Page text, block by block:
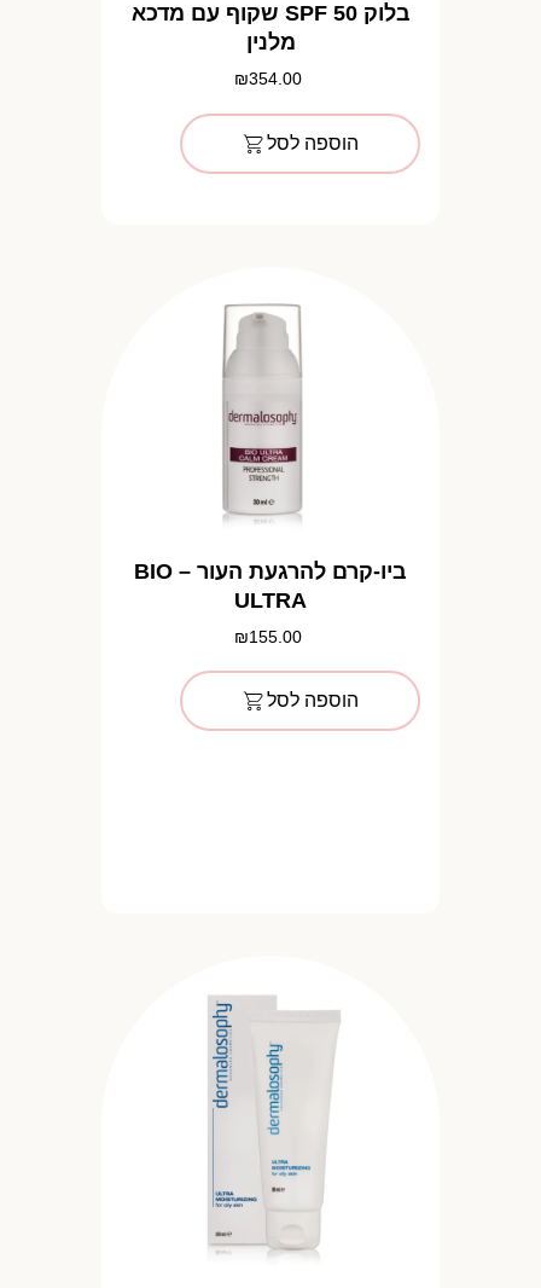
בלוק SPF 50 שקוף עם מדכא
מלנין
354.00
₪
הוספה לסל
ביו-קרם להרגעת העור – BIO
ULTRA
155.00
₪
הוספה לסל